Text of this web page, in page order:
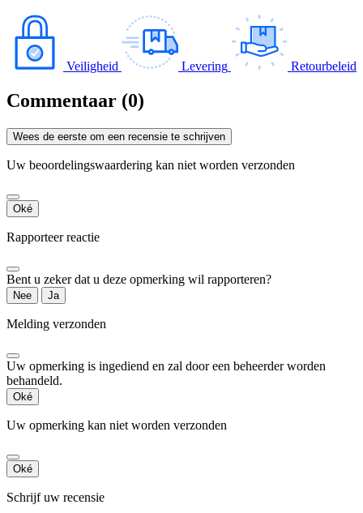
Veiligheid Levering Retourbeleid
Commentaar (0)
Wees de eerste om een recensie te schrijven
Uw beoordelingswaardering kan niet worden verzonden
Oké
Rapporteer reactie
Bent u zeker dat u deze opmerking wil rapporteren?
Nee Ja
Melding verzonden
Uw opmerking is ingediend en zal door een beheerder worden
behandeld.
Oké
Uw opmerking kan niet worden verzonden
Oké
Schrijf uw recensie